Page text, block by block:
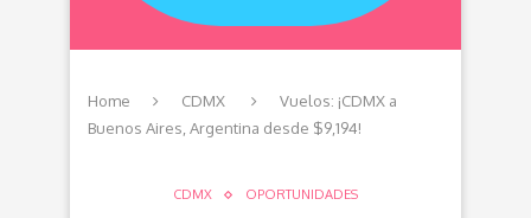
Home CDMX
Vuelos: ¡CDMX a
Buenos Aires, Argentina desde $9,194!
CDMX OPORTUNIDADES